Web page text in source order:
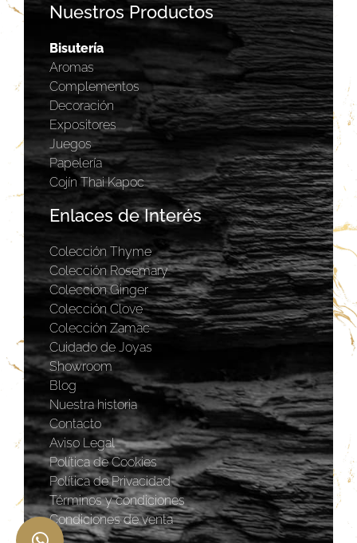
Nuestros Productos
Bisutería
Aromas
Complementos
Decoración
Expositores
Juegos
Papelería
Cojín Thai Kapoc
Enlaces de Interés
Colección Thyme
Colección Rosemary
Coleccion Ginger
Colección Clove
Colección Zamac
Cuidado de Joyas
Showroom
Blog
Nuestra historia
Contacto
Aviso Legal
Política de Cookies
Política de Privacidad
Términos y condiciones
Condiciones de venta